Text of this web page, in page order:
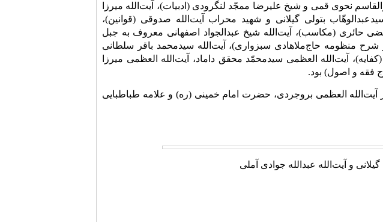
نحوی قمی و شیخ علیرضا ممجّد لنگرودى (ادبیات)، آیت‌الله میرزا
بتولى گیلانى و شهید محراب آیت‌الله صدوقی (قوانین)،
حائری (مکاسب)، آیت‌الله شیخ عبدالجواد اصفهانى معروف به جبل
منظومه حاج‌ملاهادى سبزوارى)، آیت‌الله سیدمحمد باقر سلطانى
آیت‌الله العظمی سیدمحمّد محقق داماد، آیت‌الله العظمی میرزا
فقه و اصول) بود.
العظمی بروجردی، حضرت امام خمینی (ره) و علامه طباطبایی
و آیت‌الله عبدالله جوادی آملی